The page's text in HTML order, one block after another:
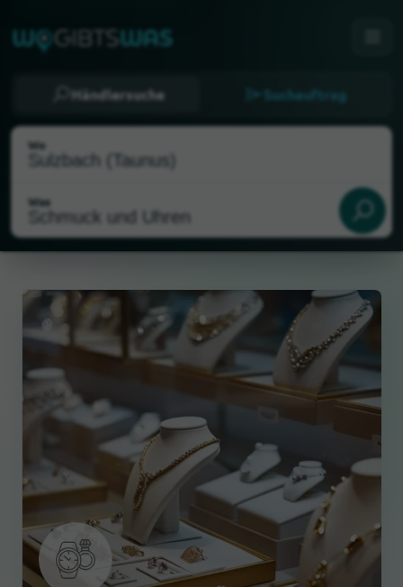
Händlersuche Suchauftrag
Wo
Was
Als meinen Standort wählen